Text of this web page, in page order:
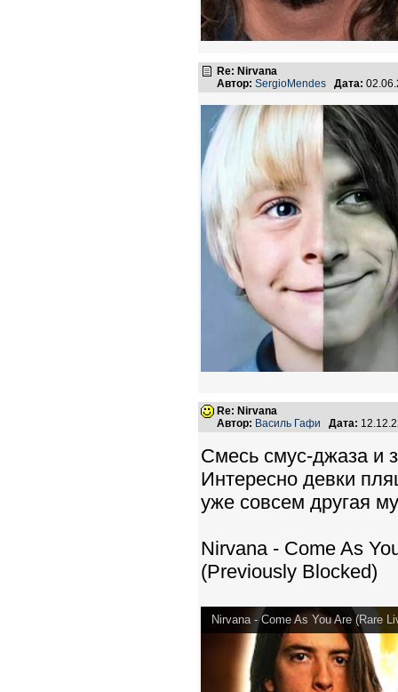
Re: Nirvana
Автор: SergioMendes Дата:
Re: Nirvana
Автор: Василь Гафи Дата:
Смесь смус-джаза и
Интересно девки
уже совсем другая
Nirvana - Come As
(Previously Blocked)
Nirvana - Come As You Are (Rare